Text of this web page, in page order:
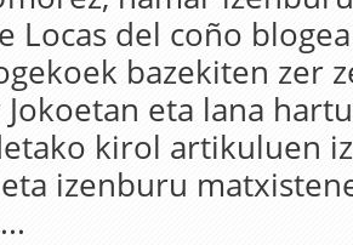
Locas del coño
bazekiten zer
eta lana
kirol artikuluen
izenburu